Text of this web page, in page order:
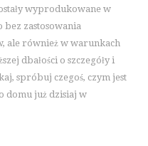
wyprodukowane w
bez zastosowania
ale również w warunkach
dbałości o szczegóły i
spróbuj czegoś, czym jest
domu już dzisiaj w